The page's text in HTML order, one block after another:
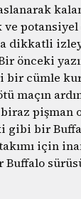
ve
dikkatli
önceki
bir cümle
maçın
pişman
gibi bir
için
Buffalo